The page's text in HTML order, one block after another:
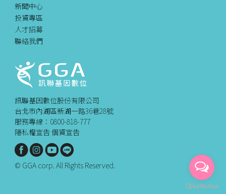
新聞中心
投資專區
人才招募
聯絡我們
訊聯基因數位股份有限公司
台北市內湖區新湖一路36巷28號
服務專線：0800-818-777
隱私權宣告個資宣告
© GGA corp. All Rights Reserved.